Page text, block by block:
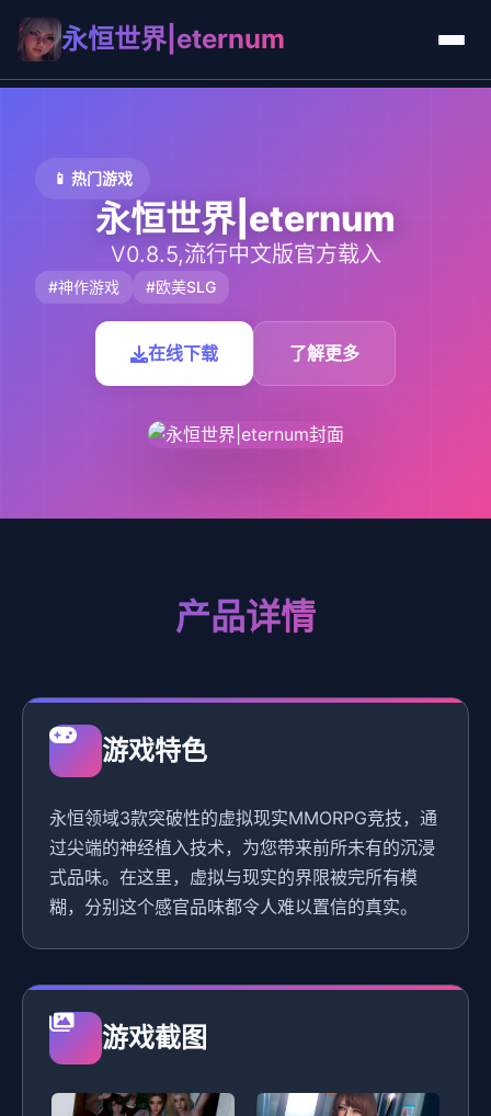
永恒世界|eternum
📱 热门游戏
永恒世界|eternum
V0.8.5,流行中文版官方载入
#神作游戏 #欧美SLG
在线下载 了解更多
产品详情
游戏特色
永恒领域3款突破性的虚拟现实MMORPG竞技，通
过尖端的神经植入技术，为您带来前所未有的沉浸
式品味。在这里，虚拟与现实的界限被完所有模
糊，分别这个感官品味都令人难以置信的真实。
游戏截图